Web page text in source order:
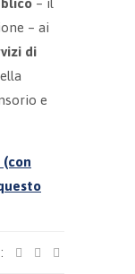
– il
– ai
di
e